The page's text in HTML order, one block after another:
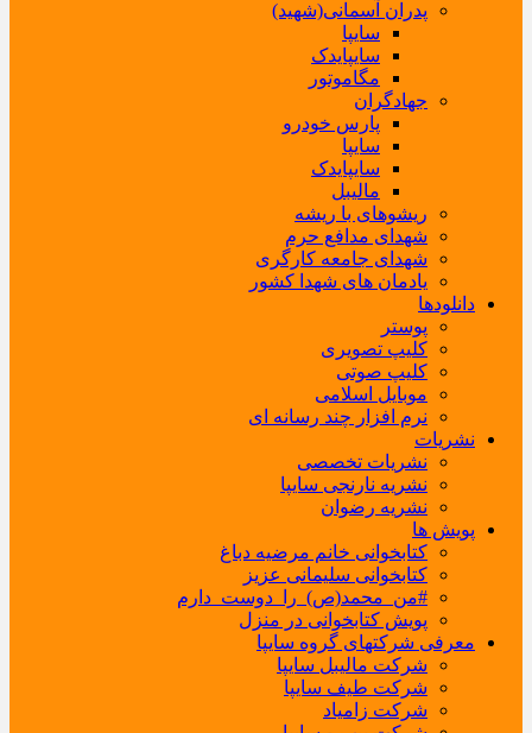
پدران آسمانی(شهید)
سایپا
سایپایدک
مگاموتور
جهادگران
پارس خودرو
سایپا
سایپایدک
مالیبل
ریشوهای با ریشه
شهدای مدافع حرم
شهدای جامعه کارگری
یادمان های شهدا کشور
دانلودها
پوستر
کلیپ تصویری
کلیپ صوتی
موبایل اسلامی
نرم افزار چند رسانه ای
نشریات
نشریات تخصصی
نشریه نارنجی سایپا
نشریه رضوان
پویش ها
کتابخوانی خانم مرضیه دباغ
کتابخوانی سلیمانی عزیز
#من_محمد(ص)_را_دوست_دارم
پویش کتابخوانی در منزل
معرفی شرکتهای گروه سایپا
شرکت مالیبل سایپا
شرکت طیف سایپا
شرکت زامیاد